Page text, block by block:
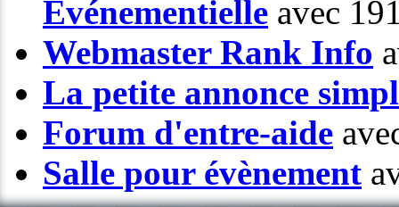
Evénementielle avec
Webmaster Rank Info
La petite annonce
Forum d'entre-aide
Salle pour évènement